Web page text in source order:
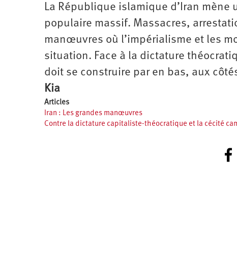
La République islamique d’Iran
populaire massif. Massacres,
manœuvres où l’impérialisme et les
situation. Face à la dictature
doit se construire par en bas, aux
Kia
Articles
Iran : Les grandes manœuvres
Contre la dictature capitaliste-théocratique et la cécité